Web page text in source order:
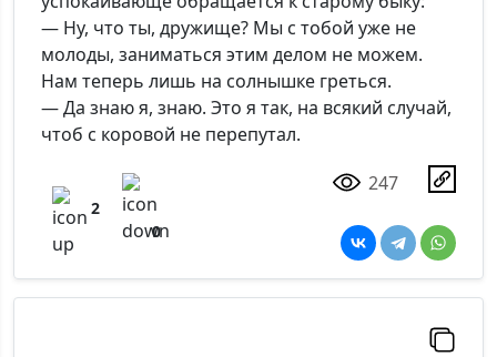
— Ну, что ты, дружище? Мы с тобой уже не
молоды, заниматься этим делом не можем.
Нам теперь лишь на солнышке греться.
— Да знаю я, знаю. Это я так, на всякий случай,
чтоб с коровой не перепутал.
2
0
247